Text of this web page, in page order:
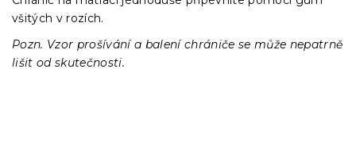
všitých v rozích.
Pozn. Vzor prošívání a balení chrániče se může nepatrně
lišit od skutečnosti.